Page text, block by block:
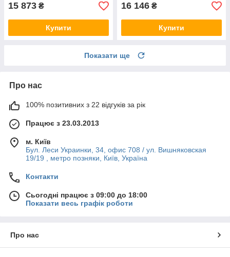
15 873 ₴
Купити
16 146 ₴
Купити
Показати ще
Про нас
100% позитивних з 22 відгуків за рік
Працює з 23.03.2013
м. Київ
Бул. Леси Украинки, 34, офис 708 / ул. Вишняковская
19/19 , метро позняки, Київ, Україна
Контакти
Сьогодні працює з 09:00 до 18:00
Показати весь графік роботи
Про нас